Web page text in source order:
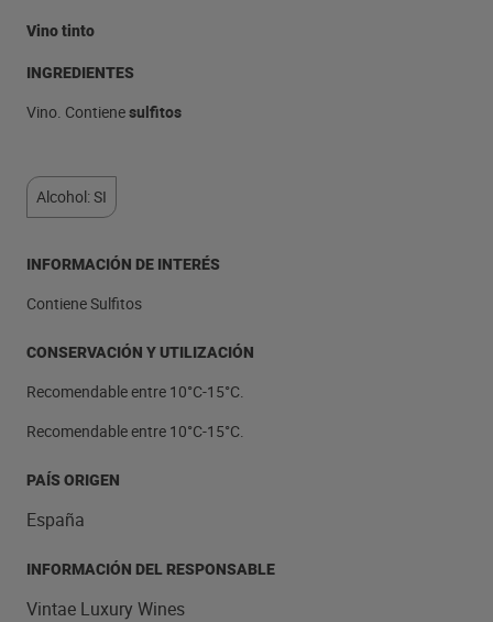
Vino tinto
INGREDIENTES
Vino. Contienesulfitos
Alcohol: SI
INFORMACIÓN DE INTERÉS
Contiene Sulfitos
CONSERVACIÓN Y UTILIZACIÓN
Recomendable entre 10°C-15°C.
Recomendable entre 10°C-15°C.
PAÍS ORIGEN
España
INFORMACIÓN DEL RESPONSABLE
Vintae Luxury Wines